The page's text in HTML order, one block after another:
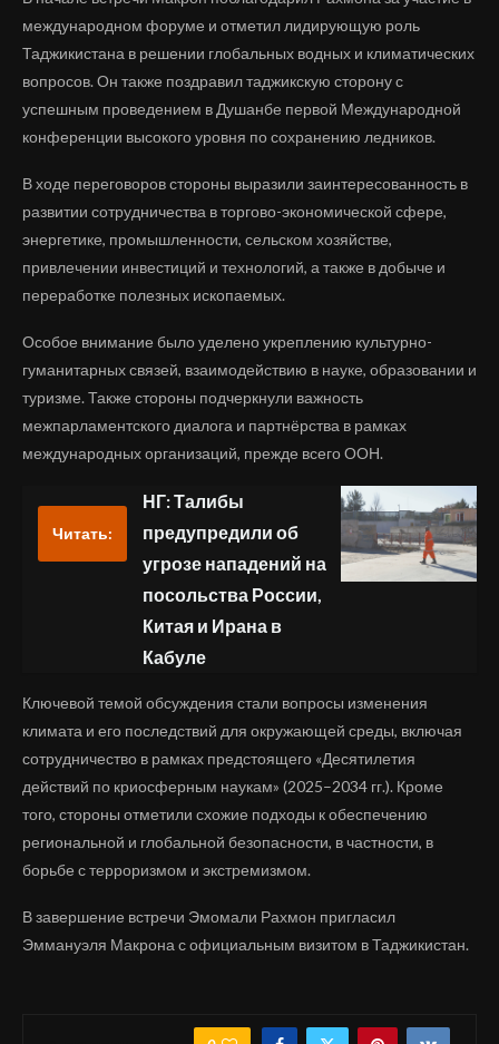
международном форуме и отметил лидирующую роль
Таджикистана в решении глобальных водных и климатических
вопросов. Он также поздравил таджикскую сторону с
успешным проведением в Душанбе первой Международной
конференции высокого уровня по сохранению ледников.
В ходе переговоров стороны выразили заинтересованность в
развитии сотрудничества в торгово-экономической сфере,
энергетике, промышленности, сельском хозяйстве,
привлечении инвестиций и технологий, а также в добыче и
переработке полезных ископаемых.
Особое внимание было уделено укреплению культурно-
гуманитарных связей, взаимодействию в науке, образовании и
туризме. Также стороны подчеркнули важность
межпарламентского диалога и партнёрства в рамках
международных организаций, прежде всего ООН.
Читать:
НГ: Талибы
предупредили об
угрозе нападений на
посольства России,
Китая и Ирана в
Кабуле
Ключевой темой обсуждения стали вопросы изменения
климата и его последствий для окружающей среды, включая
сотрудничество в рамках предстоящего «Десятилетия
действий по криосферным наукам» (2025–2034 гг.). Кроме
того, стороны отметили схожие подходы к обеспечению
региональной и глобальной безопасности, в частности, в
борьбе с терроризмом и экстремизмом.
В завершение встречи Эмомали Рахмон пригласил
Эммануэля Макрона с официальным визитом в Таджикистан.